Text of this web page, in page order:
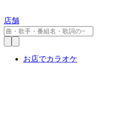
店舗
お店でカラオケ